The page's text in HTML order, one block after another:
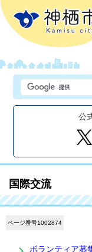
公
国際交流
ページ番号1002874
ボランティア募